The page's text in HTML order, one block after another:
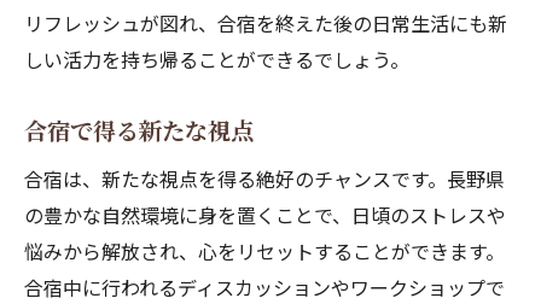
リフレッシュが図れ、合宿を終えた後の日常生活にも新
しい活力を持ち帰ることができるでしょう。
合宿で得る新たな視点
合宿は、新たな視点を得る絶好のチャンスです。長野県
の豊かな自然環境に身を置くことで、日頃のストレスや
悩みから解放され、心をリセットすることができます。
合宿中に行われるディスカッションやワークショップで